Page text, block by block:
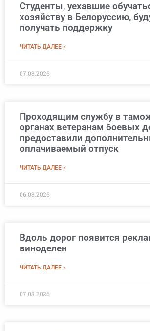
Студенты, уехавшие
хозяйству в Белоруссию,
получать поддержку
ЧИТАТЬ ДАЛЕЕ »
07.08.2026
Проходящим службу в
органах ветеранам боевых
предоставили
оплачиваемый отпуск
ЧИТАТЬ ДАЛЕЕ »
06.08.2026
Вдоль дорог появится
виноделен
ЧИТАТЬ ДАЛЕЕ »
07.08.2026